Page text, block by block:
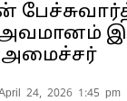
அவமானம்
24, 2026 1:45 pm